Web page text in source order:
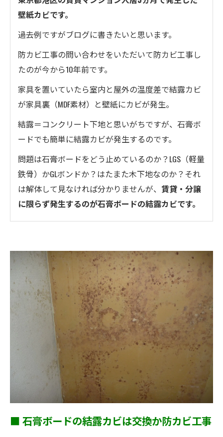
壁紙カビです。
過去例ですがブログに書きたいと思います。
防カビ工事の問い合わせをいただいて防カビ工事し
たのが今から10年前です。
家具を置いていたら室内と屋外の温度差で結露カビ
が家具裏（MDF素材）と壁紙にカビが発生。
結露＝コンクリート下地と思いがちですが、石膏ボ
ードでも簡単に結露カビが発生するのです。
問題は石膏ボードをどう止めているのか？LGS（軽量
鉄骨）かGLボンドか？はたまた木下地なのか？それ
は解体して見なければ分かりませんが、 賃貸・分譲
に限らず発生するのが石膏ボードの結露カビです。
■ 石膏ボードの結露カビは交換か防カビ工事